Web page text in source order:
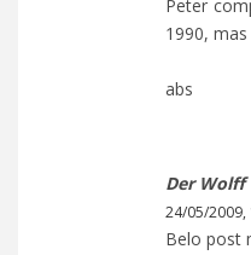
Peter
1990,
abs
Der Wolff
24/05/2009,
Belo post